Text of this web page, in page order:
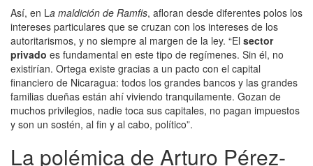
Así, en La maldición de Ramfis, afloran desde diferentes polos los
intereses particulares que se cruzan con los intereses de los
autoritarismos, y no siempre al margen de la ley. “El sector
privado es fundamental en este tipo de regímenes. Sin él, no
existirían. Ortega existe gracias a un pacto con el capital
financiero de Nicaragua: todos los grandes bancos y las grandes
familias dueñas están ahí viviendo tranquilamente. Gozan de
muchos privilegios, nadie toca sus capitales, no pagan impuestos
y son un sostén, al fin y al cabo, político”.
La polémica de Arturo Pérez-